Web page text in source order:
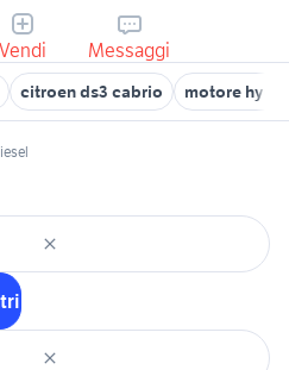
Vendi Messaggi
citroen ds3 cabrio motore